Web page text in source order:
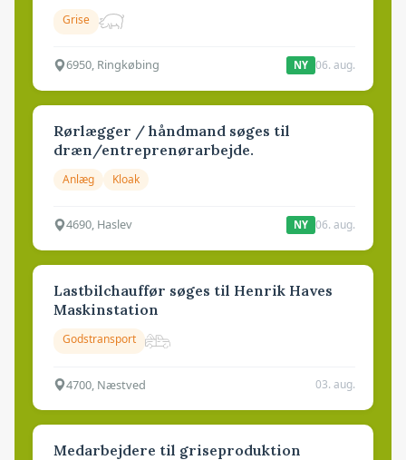
Grise
6950, Ringkøbing NY 06. aug.
Rørlægger / håndmand søges til
dræn/entreprenørarbejde.
Anlæg Kloak
4690, Haslev NY 06. aug.
Lastbilchauffør søges til Henrik Haves
Maskinstation
Godstransport
4700, Næstved 03. aug.
Medarbejdere til griseproduktion